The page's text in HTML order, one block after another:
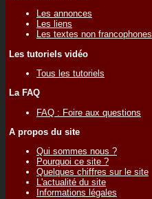
Les annonces
Les liens
Les textes non francophones
Les tutoriels vidéo
Tous les tutoriels
La FAQ
FAQ : Foire aux questions
A propos du site
Qui sommes nous ?
Pourquoi ce site ?
Quelques chiffres sur le site
L'actualité du site
Informations légales